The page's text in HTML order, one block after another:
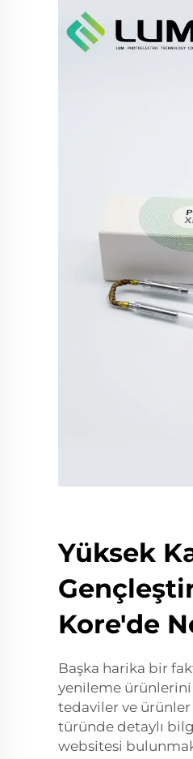
Yüksek
Kore'de
Başka harika bir
yenileme
tedaviler ve
türünde detaylı
websitesi